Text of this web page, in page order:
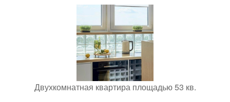
Двухкомнатная квартира площадью 53 кв.